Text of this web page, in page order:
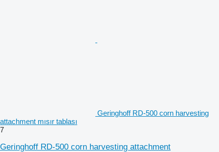
Geringhoff RD-500 corn harvesting
attachment mısır tablası
7
Geringhoff RD-500 corn harvesting attachment